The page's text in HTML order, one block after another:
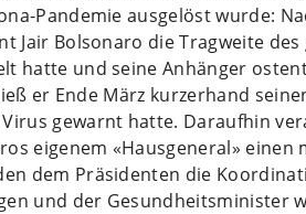
Pandemie ausgelöst wurde:
Jair Bolsonaro die Tragweite
hatte und seine Anhänger
er Ende März kurzerhand
gewarnt hatte. Daraufhin
eigenem «Hausgeneral»
dem Präsidenten die
und der Gesundheitsminister